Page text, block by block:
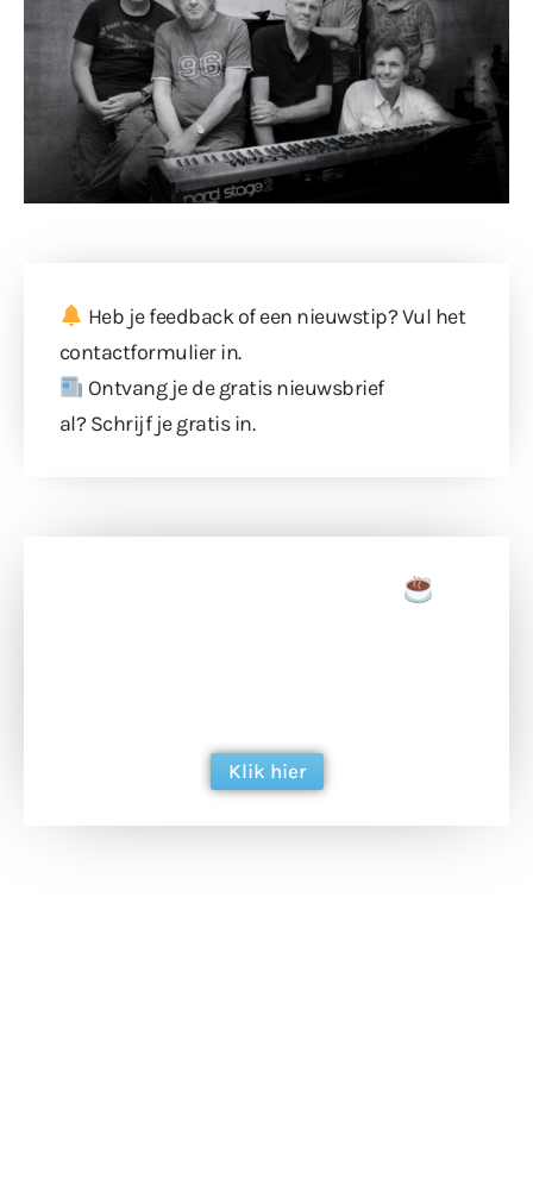
Heb je feedback of een nieuwstip? Vul het
contactformulierin.
Ontvang je de gratis nieuwsbrief
al? Schrijf je gratis in.
Klik hier